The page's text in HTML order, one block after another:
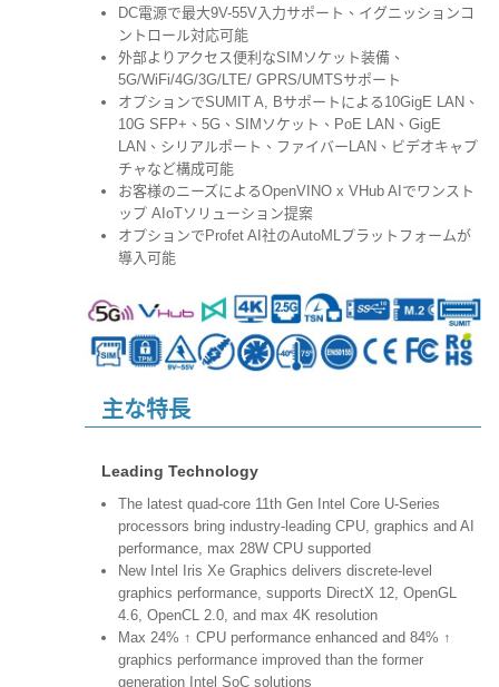
DC電源で最大9V-55V入力サポート、イグニッションコ
ントロール対応可能
外部よりアクセス便利なSIMソケット装備、
5G/WiFi/4G/3G/LTE/ GPRS/UMTSサポート
オプションでSUMIT A, Bサポートによる10GigE LAN、
10G SFP+、5G、SIMソケット、PoE LAN、GigE
LAN、シリアルポート、ファイバーLAN、ビデオキャプ
チャなど構成可能
お客様のニーズによるOpenVINO x VHub AIでワンスト
ップ AIoTソリューション提案
オプションでProfet AI社のAutoMLプラットフォームが
導入可能
主な特長
Leading Technology
The latest quad-core 11th Gen Intel Core U-Series
processors bring industry-leading CPU, graphics and AI
performance, max 28W CPU supported
New Intel Iris Xe Graphics delivers discrete-level
graphics performance, supports DirectX 12, OpenGL
4.6, OpenCL 2.0, and max 4K resolution
Max 24% ↑ CPU performance enhanced and 84% ↑
graphics performance improved than the former
generation Intel SoC solutions